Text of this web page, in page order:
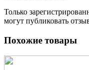
Только
могут публиковать
Похожие товары